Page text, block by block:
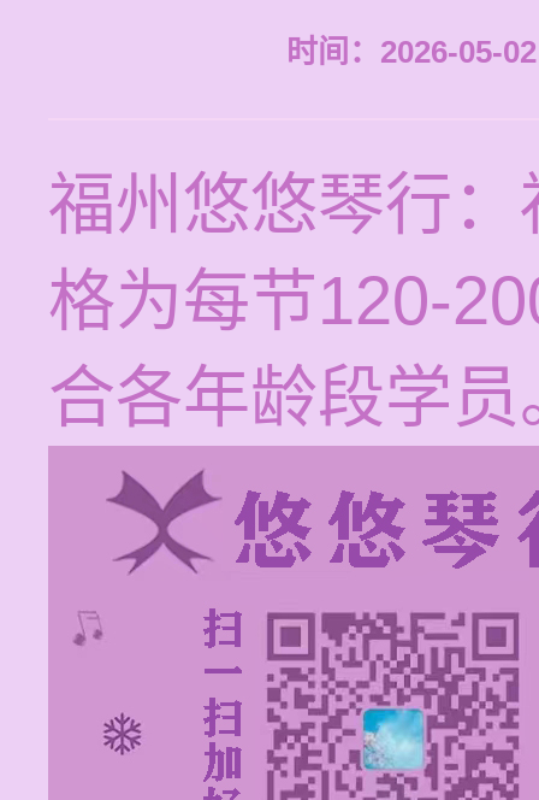
时间：2026-05-
福州悠悠琴行
格为每节120-
合各年龄段学员